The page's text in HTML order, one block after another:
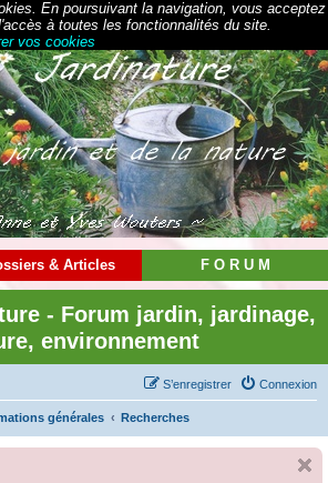
En poursuivant la navigation, vous acceptez
à toutes les fonctionnalités du site.
vos cookies
& Articles F O R U M
- Forum jardin, jardinage,
environnement
Connexion
S’enregistrer
générales Recherches